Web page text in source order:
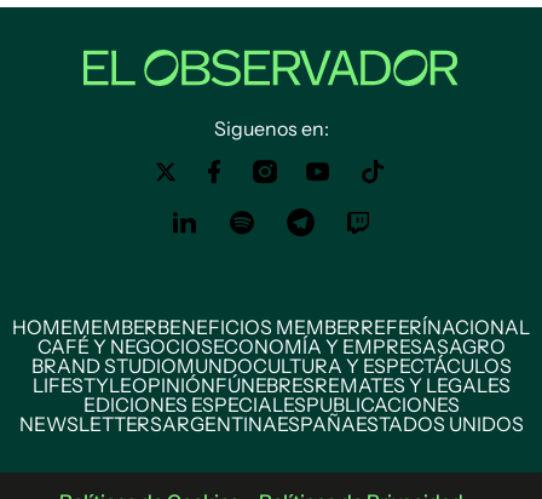
Siguenos en:
HOMEMEMBERBENEFICIOS MEMBERREFERÍNACIONAL
CAFÉ Y NEGOCIOSECONOMÍA Y EMPRESASAGRO
BRAND STUDIOMUNDOCULTURA Y ESPECTÁCULOS
LIFESTYLEOPINIÓNFÚNEBRESREMATES Y LEGALES
EDICIONES ESPECIALESPUBLICACIONES
NEWSLETTERSARGENTINAESPAÑAESTADOS UNIDOS